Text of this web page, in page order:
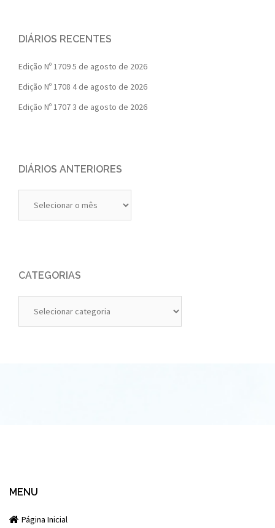
DIÁRIOS RECENTES
Edição Nº 17095 de agosto de 2026
Edição Nº 1708 4 de agosto de 2026
Edição Nº 17073 de agosto de 2026
DIÁRIOS ANTERIORES
Anteriores
CATEGORIAS
MENU
Página Inicial